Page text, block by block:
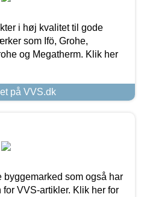
i høj kvalitet til gode
som Ifö, Grohe,
og Megatherm. Klik her
på VVS.dk
byggemarked som også har
VVS-artikler. Klik her for